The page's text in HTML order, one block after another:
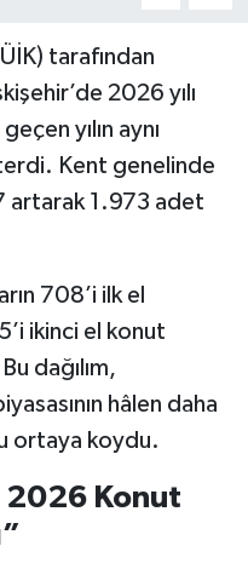
tarafından
2026 yılı
yılın aynı
Kent genelinde
artarak 1.973 adet
708’i ilk el
ikinci el konut
dağılım,
hâlen daha
ortaya koydu.
2026 Konut